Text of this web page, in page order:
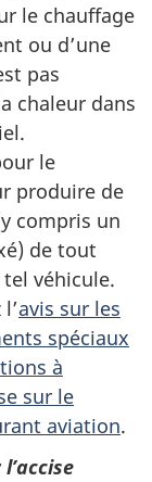
le chauffage
ou d’une
pas
chaleur dans
le
produire de
compris un
de tout
véhicule.
avis sur les
spéciaux
à
sur le
aviation.